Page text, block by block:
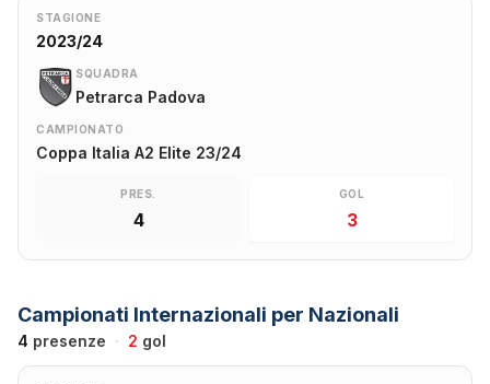
STAGIONE
2023/24
SQUADRA
Petrarca Padova
CAMPIONATO
Coppa Italia A2 Elite 23/24
PRES.
4
GOL
3
Campionati Internazionali per Nazionali
4 presenze · 2 gol